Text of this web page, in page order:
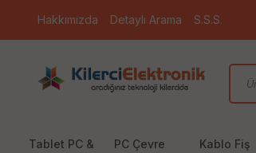
Hakkımızda Detaylı Arama S.S.S.
Tablet PC &
PC Çevre
Kablo Fiş